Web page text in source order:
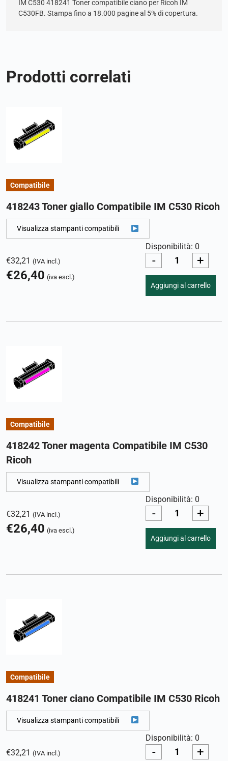
IM C530 418241 Toner compatibile ciano per Ricoh IM
C530FB. Stampa fino a 18.000 pagine al 5% di copertura.
Prodotti correlati
Compatibile
418243 Toner giallo Compatibile IM C530 Ricoh
Visualizza stampanti compatibili
€32,21 (IVA incl.)
€26,40 (iva escl.)
Disponibilità: 0
- +
Aggiungi al carrello
Compatibile
418242 Toner magenta Compatibile IM C530
Ricoh
Visualizza stampanti compatibili
€32,21 (IVA incl.)
€26,40 (iva escl.)
Disponibilità: 0
- +
Aggiungi al carrello
Compatibile
418241 Toner ciano Compatibile IM C530 Ricoh
Visualizza stampanti compatibili
€32,21 (IVA incl.)
Disponibilità: 0
- +